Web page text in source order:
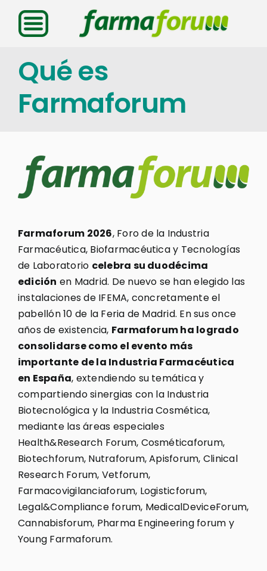
Saltar
contenido
Qué es
Farmaforum
Farmaforum 2026, Foro de la Industria
Farmacéutica, Biofarmacéutica y Tecnologías
de Laboratorio celebra su duodécima
edición en Madrid. De nuevo se han elegido las
instalaciones de IFEMA, concretamente el
pabellón 10 de la Feria de Madrid. En sus once
años de existencia, Farmaforum ha logrado
consolidarse como el evento más
importante de la Industria Farmacéutica
en España, extendiendo su temática y
compartiendo sinergias con la Industria
Biotecnológica y la Industria Cosmética,
mediante las áreas especiales
Health&Research Forum, Cosméticaforum,
Biotechforum, Nutraforum, Apisforum, Clinical
Research Forum, Vetforum,
Farmacovigilanciaforum, Logisticforum,
Legal&Compliance forum, MedicalDeviceForum,
Cannabisforum, Pharma Engineering forum y
Young Farmaforum.